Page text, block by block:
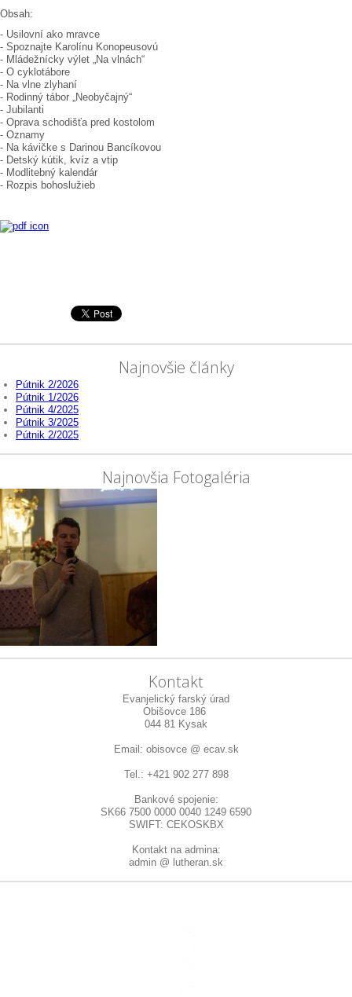
Obsah:
- Usilovní ako mravce
- Spoznajte Karolínu Konopeusovú
- Mládežnícky výlet „Na vlnách“
- O cyklotábore
- Na vlne zlyhaní
- Rodinný tábor „Neobyčajný“
- Jubilanti
- Oprava schodišťa pred kostolom
- Oznamy
- Na kávičke s Darinou Bancíkovou
- Detský kútik, kvíz a vtip
- Modlitebný kalendár
- Rozpis bohoslužieb
Najnovšie články
Pútnik 2/2026
Pútnik 1/2026
Pútnik 4/2025
Pútnik 3/2025
Pútnik 2/2025
Najnovšia Fotogaléria
Kontakt
Evanjelický farský úrad
Obišovce 186
044 81 Kysak
Email: obisovce @ ecav.sk
Tel.: +421 902 277 898
Bankové spojenie:
SK66 7500 0000 0040 1249 6590
SWIFT: CEKOSKBX
Kontakt na admina:
admin @ lutheran.sk